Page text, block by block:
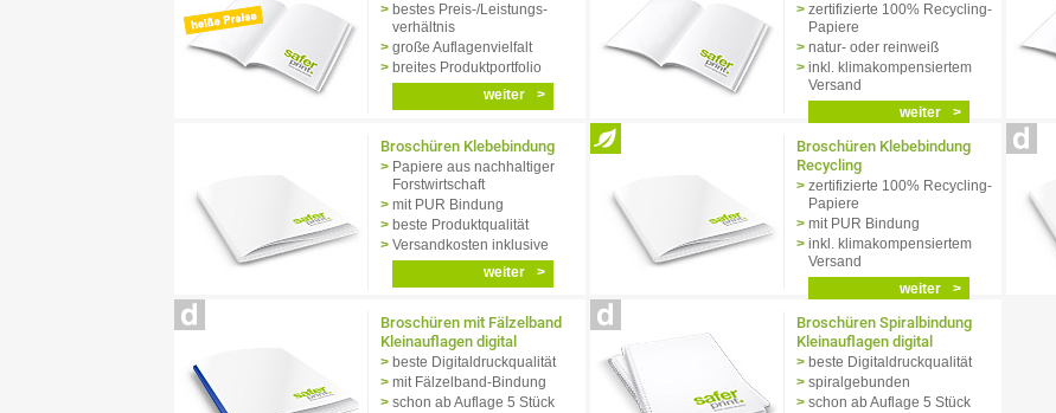
bestes Preis-/Leistungs­
verhältnis
große Auflagenvielfalt
breites Produktportfolio
weiter
zertifizierte 100% Recycling-
Papiere
natur- oder reinweiß
inkl. klimakompensiertem
Versand
weiter
Broschüren Klebebindung
Papiere aus nachhaltiger
Forstwirtschaft
mit PUR Bindung
beste Produktqualität
Versandkosten inklusive
weiter
Broschüren Klebebindung
Recycling
zertifizierte 100% Recycling-
Papiere
mit PUR Bindung
inkl. klimakompensiertem
Versand
weiter
Broschüren mit Fälzelband
Kleinauflagen digital
beste Digitaldruckqualität
mit Fälzelband-Bindung
schon ab Auflage 5 Stück
Broschüren Spiralbindung
Kleinauflagen digital
beste Digitaldruckqualität
spiralgebunden
schon ab Auflage 5 Stück